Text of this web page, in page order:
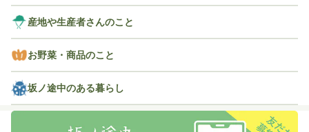
産地や生産者さんのこと
お野菜・商品のこと
坂ノ途中のある暮らし